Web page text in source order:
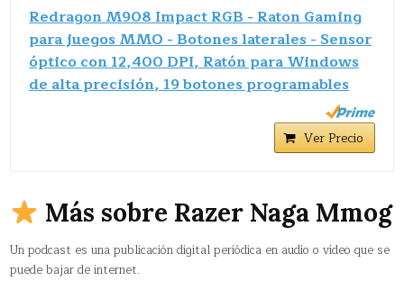
Redragon M908 Impact RGB - Raton Gaming
para juegos MMO - Botones laterales - Sensor
óptico con 12,400 DPI, Ratón para Windows
de alta precisión, 19 botones programables
Ver Precio
Más sobre Razer Naga Mmog
Un podcast es una publicación digital periódica en audio o vídeo que se
puede bajar de internet.